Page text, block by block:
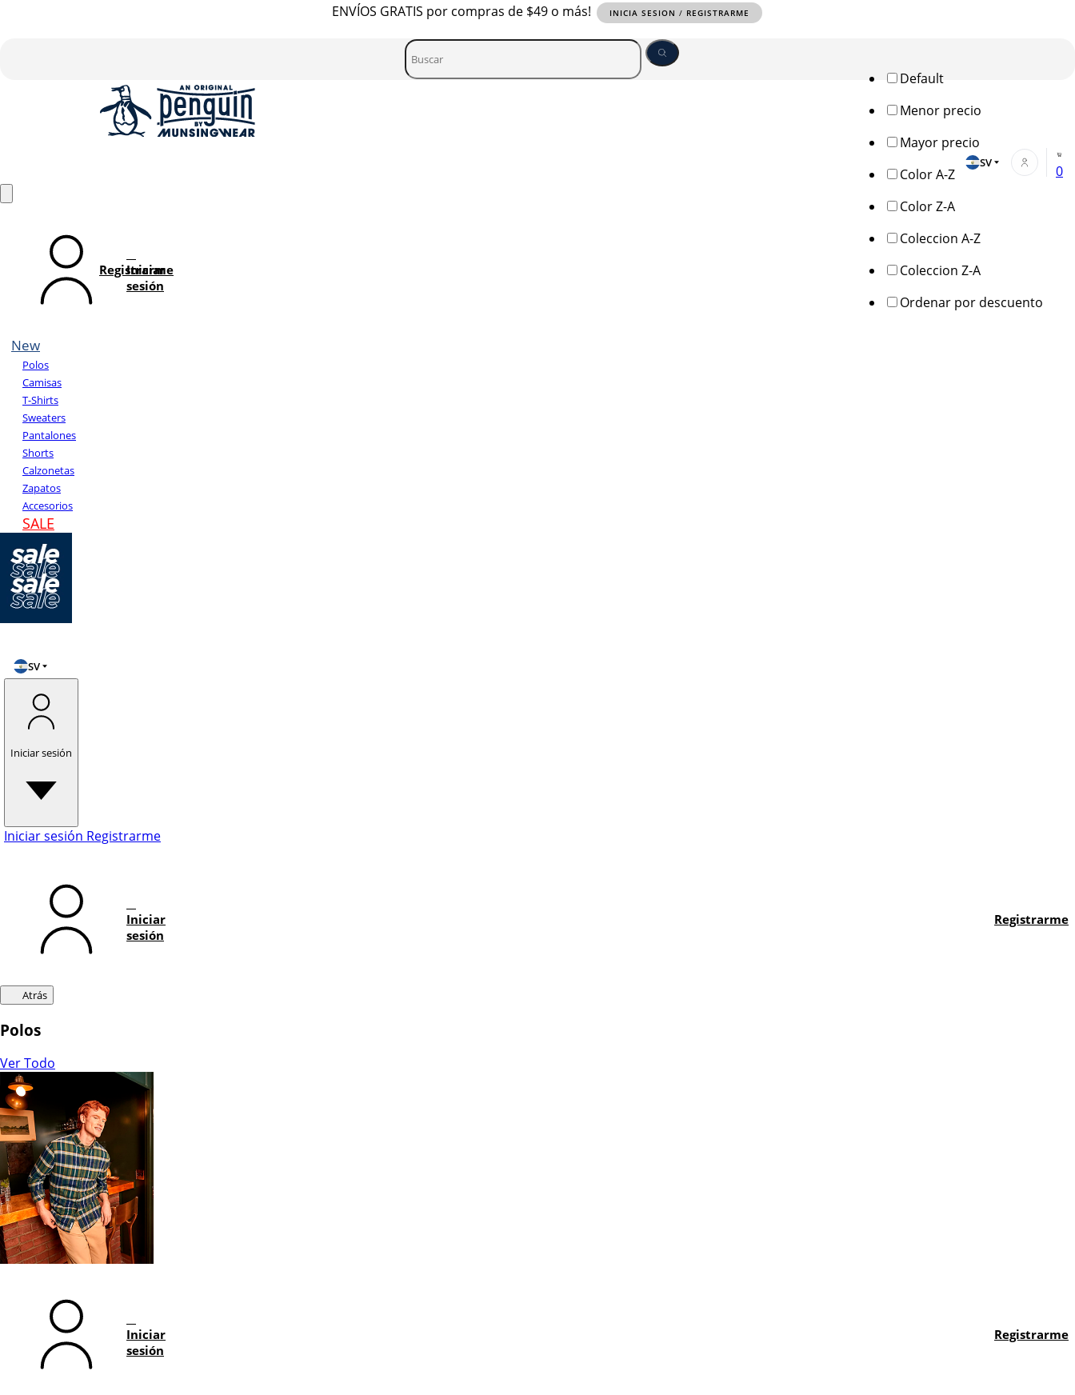
ENVÍOS GRATIS por compras de $49 o más! INICIA SESION / REGISTRARME
SV
0
Iniciar
sesión
Registrarme
New
Polos
Camisas
T-Shirts
Sweaters
Pantalones
Shorts
Calzonetas
Zapatos
Accesorios
SALE
SV
Iniciar sesión
Iniciar sesión Registrarme
Iniciar
sesión
Registrarme
Atrás
Polos
Ver Todo
Iniciar
sesión
Registrarme
Default
Menor precio
Mayor precio
Color A-Z
Color Z-A
Coleccion A-Z
Coleccion Z-A
Ordenar por descuento